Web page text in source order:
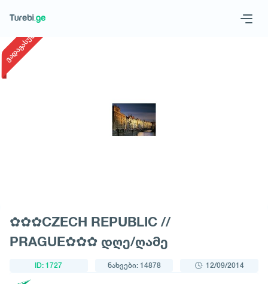
მოითხოვე ტური
ვადაგასული
✿✿✿CZECH REPUBLIC //
PRAGUE✿✿✿ დღე/ღამე
ID: 1727 ნახვები: 14878 12/09/2014